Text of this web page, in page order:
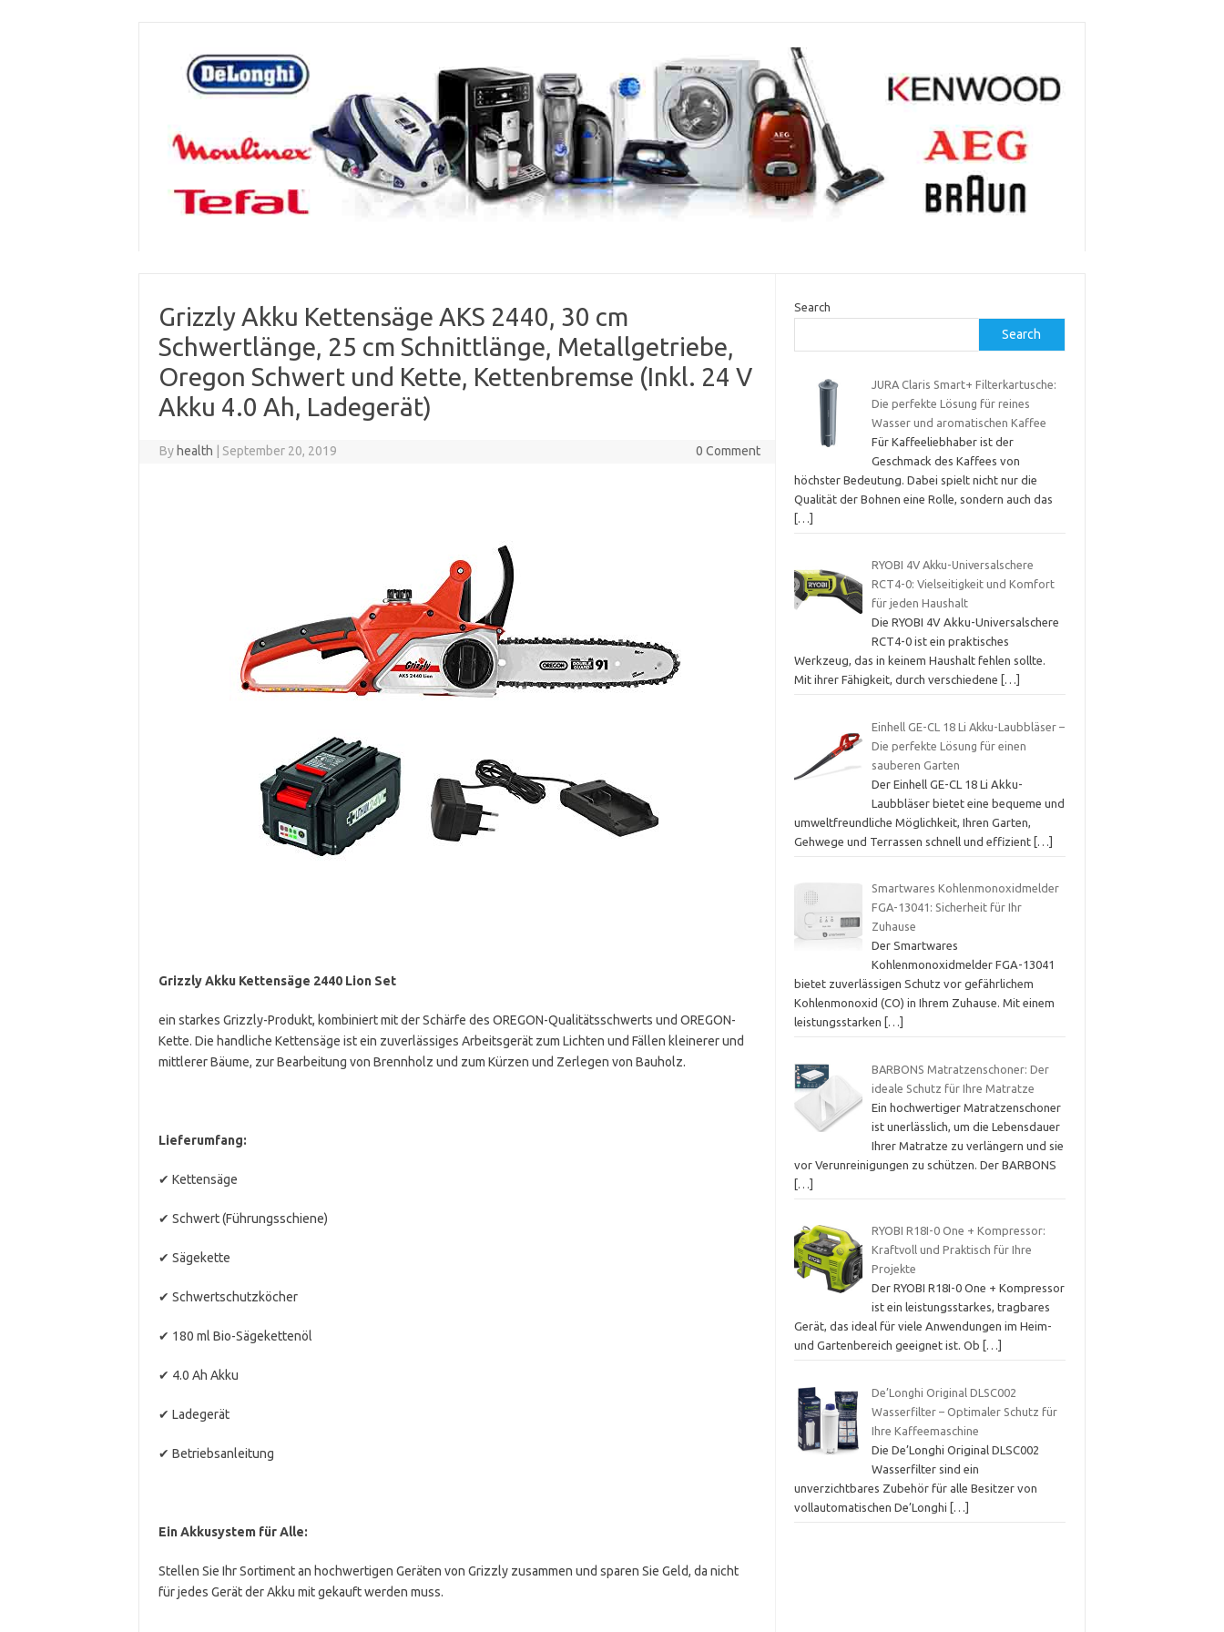
Grizzly Akku Kettensäge AKS 2440, 30 cm
Schwertlänge, 25 cm Schnittlänge, Metallgetriebe,
Oregon Schwert und Kette, Kettenbremse (Inkl. 24 V
Akku 4.0 Ah, Ladegerät)
By health September 20, 2019 0 Comment
Grizzly Akku Kettensäge 2440 Lion Set
ein starkes Grizzly-Produkt, kombiniert mit der Schärfe des OREGON-Qualitätsschwerts und OREGON-
Kette. Die handliche Kettensäge ist ein zuverlässiges Arbeitsgerät zum Lichten und Fällen kleinerer und
mittlerer Bäume, zur Bearbeitung von Brennholz und zum Kürzen und Zerlegen von Bauholz.
Lieferumfang:
✔ Kettensäge
✔ Schwert (Führungsschiene)
✔ Sägekette
✔ Schwertschutzköcher
✔ 180 ml Bio-Sägekettenöl
✔ 4.0 Ah Akku
✔ Ladegerät
✔ Betriebsanleitung
Ein Akkusystem für Alle:
Stellen Sie Ihr Sortiment an hochwertigen Geräten von Grizzly zusammen und sparen Sie Geld, da nicht
für jedes Gerät der Akku mit gekauft werden muss.
Search
Search
JURA Claris Smart+ Filterkartusche:
Die perfekte Lösung für reines
Wasser und aromatischen Kaffee
Für Kaffeeliebhaber ist der
Geschmack des Kaffees von
höchster Bedeutung. Dabei spielt nicht nur die
Qualität der Bohnen eine Rolle, sondern auch das
[…]
RYOBI 4V Akku-Universalschere
RCT4-0: Vielseitigkeit und Komfort
für jeden Haushalt
Die RYOBI 4V Akku-Universalschere
RCT4-0 ist ein praktisches
Werkzeug, das in keinem Haushalt fehlen sollte.
Mit ihrer Fähigkeit, durch verschiedene
[…]
Einhell GE-CL 18 Li Akku-Laubbläser –
Die perfekte Lösung für einen
sauberen Garten
Der Einhell GE-CL 18 Li Akku-
Laubbläser bietet eine bequeme und
umweltfreundliche Möglichkeit, Ihren Garten,
Gehwege und Terrassen schnell und effizient […]
Smartwares Kohlenmonoxidmelder
FGA-13041: Sicherheit für Ihr
Zuhause
Der Smartwares
Kohlenmonoxidmelder FGA-13041
bietet zuverlässigen Schutz vor gefährlichem
Kohlenmonoxid (CO) in Ihrem Zuhause. Mit einem
leistungsstarken
[…]
BARBONS Matratzenschoner: Der
ideale Schutz für Ihre Matratze
Ein hochwertiger Matratzenschoner
ist unerlässlich, um die Lebensdauer
Ihrer Matratze zu verlängern und sie
vor Verunreinigungen zu schützen. Der BARBONS
[…]
RYOBI R18I-0 One + Kompressor:
Kraftvoll und Praktisch für Ihre
Projekte
Der RYOBI R18I-0 One + Kompressor
ist ein leistungsstarkes, tragbares
Gerät, das ideal für viele Anwendungen im Heim-
und Gartenbereich geeignet ist. Ob
[…]
De’Longhi Original DLSC002
Wasserfilter – Optimaler Schutz für
Ihre Kaffeemaschine
Die De’Longhi Original DLSC002
Wasserfilter sind ein
unverzichtbares Zubehör für alle Besitzer von
vollautomatischen De’Longhi
[…]